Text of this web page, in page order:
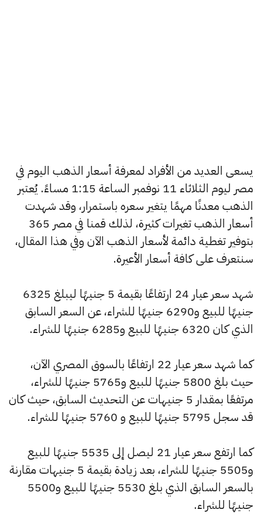
يسعى العديد من الأفراد لمعرفة أسعار الذهب اليوم في
مصر ليوم الثلاثاء 11 نوفمبر الساعة 1:15 مساءً. يُعتبر
الذهب معدنًا مهمًا يتغير سعره باستمرار، وقد شهدت
أسعار الذهب تغيرات كثيرة، لذلك قمنا في مصر 365
بتوفير تغطية دائمة لأسعار الذهب الآن وفي هذا المقال،
سنتعرف على كافة أسعار الأعيرة.
شهد سعر عيار 24 ارتفاعًا بقيمة 5 جنيهًا ليبلغ 6325
جنيهًا للبيع و6290 جنيهًا للشراء، عن السعر السابق
الذي كان 6320 جنيهًا للبيع و6285 جنيهًا للشراء.
كما شهد سعر عيار 22 ارتفاعًا بالسوق المصري الآن،
حيث بلغ 5800 جنيهًا للبيع و5765 جنيهًا للشراء،
مرتفعًا بمقدار 5 جنيهات عن التحديث السابق، حيث كان
قد سجل 5795 جنيهًا للبيع و 5760 جنيهًا للشراء.
كما ارتفع سعر عيار 21 ليصل إلى 5535 جنيهًا للبيع
و5505 جنيهًا للشراء، بعد زيادة بقيمة 5 جنيهات مقارنة
بالسعر السابق الذي بلغ 5530 جنيهًا للبيع و5500
جنيهًا للشراء.